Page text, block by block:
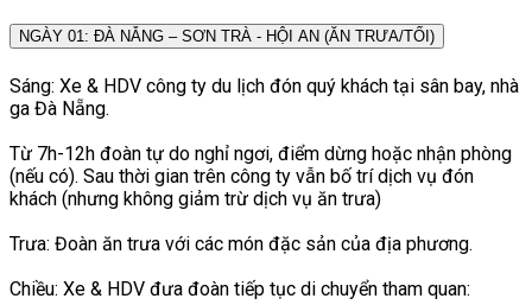
NGÀY 01: ĐÀ NẴNG – SƠN TRÀ - HỘI AN (ĂN TRƯA/TỐI)
Sáng: Xe & HDV công ty du lịch đón quý khách tại sân bay, nhà
ga Đà Nẵng.
Từ 7h-12h đoàn tự do nghỉ ngơi, điểm dừng hoặc nhận phòng
(nếu có). Sau thời gian trên công ty vẫn bố trí dịch vụ đón
khách (nhưng không giảm trừ dịch vụ ăn trưa)
Trưa: Đoàn ăn trưa với các món đặc sản của địa phương.
Chiều: Xe & HDV đưa đoàn tiếp tục di chuyển tham quan: